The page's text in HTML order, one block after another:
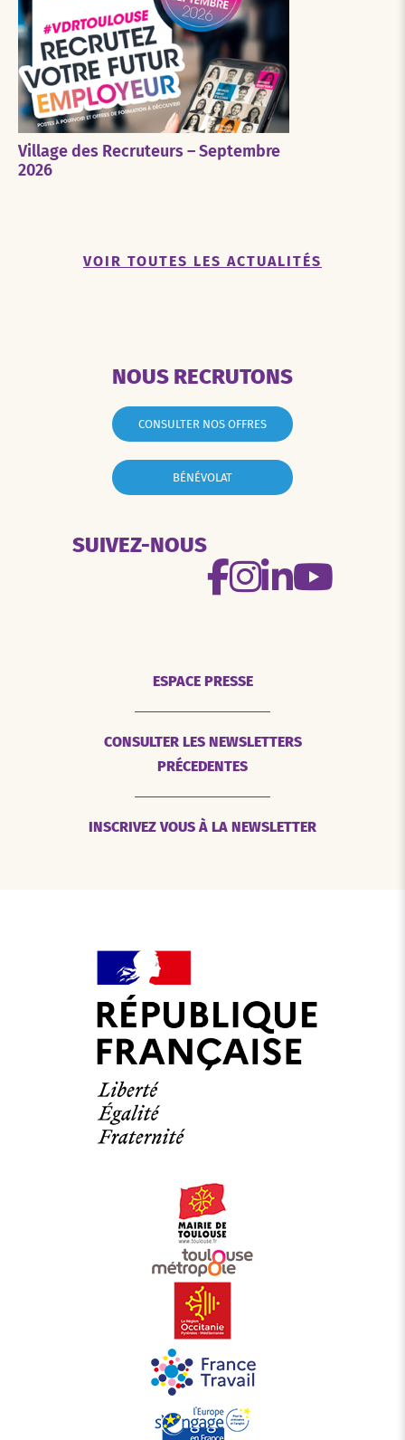
Village des Recruteurs – Septembre
2026
VOIR TOUTES LES ACTUALITÉS
NOUS RECRUTONS
CONSULTER NOS OFFRES
BÉNÉVOLAT
SUIVEZ-NOUS
ESPACE PRESSE
CONSULTER LES NEWSLETTERS
PRÉCEDENTES
INSCRIVEZ VOUS À LA NEWSLETTER